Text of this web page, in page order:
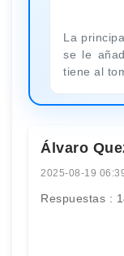
La
se le
tiene al
Álvaro
2025-08-19
Respuestas :